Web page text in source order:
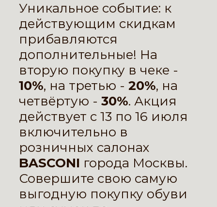
Уникальное событие: к
действующим скидкам
прибавляются
дополнительные! На
вторую покупку в чеке -
10%, на третью - 20%, на
четвёртую - 30%. Акция
действует с 13 по 16 июля
включительно в
розничных салонах
BASCONI города Москвы.
Совершите свою самую
выгодную покупку обуви